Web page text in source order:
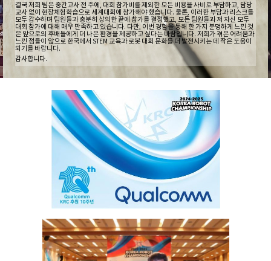
결국 저희 팀은 중간고사 전 주에, 대회 참가비를 제외한 모든 비용을 사비로 부담하고, 담당
교사 없이 현장체험학습으로 세계대회에 참가해야 했습니다. 물론, 이러한 부담과 리스크를
모두 감수하며 팀원들과 충분히 상의한 끝에 참가를 결정했고, 모든 팀원들과 저 자신 모두
대회 참가에 대해 매우 만족하고 있습니다. 다만, 이번 경험을 통해 한 가지 분명하게 느낀 것
은 앞으로의 후배들에게 더 나은 환경을 제공하고 싶다는 바람입니다. 저희가 겪은 어려움과
느낀 점들이 앞으로 한국에서 STEM 교육과 로봇 대회 문화를 더 발전시키는 데 작은 도움이
되기를 바랍니다.
감사합니다.